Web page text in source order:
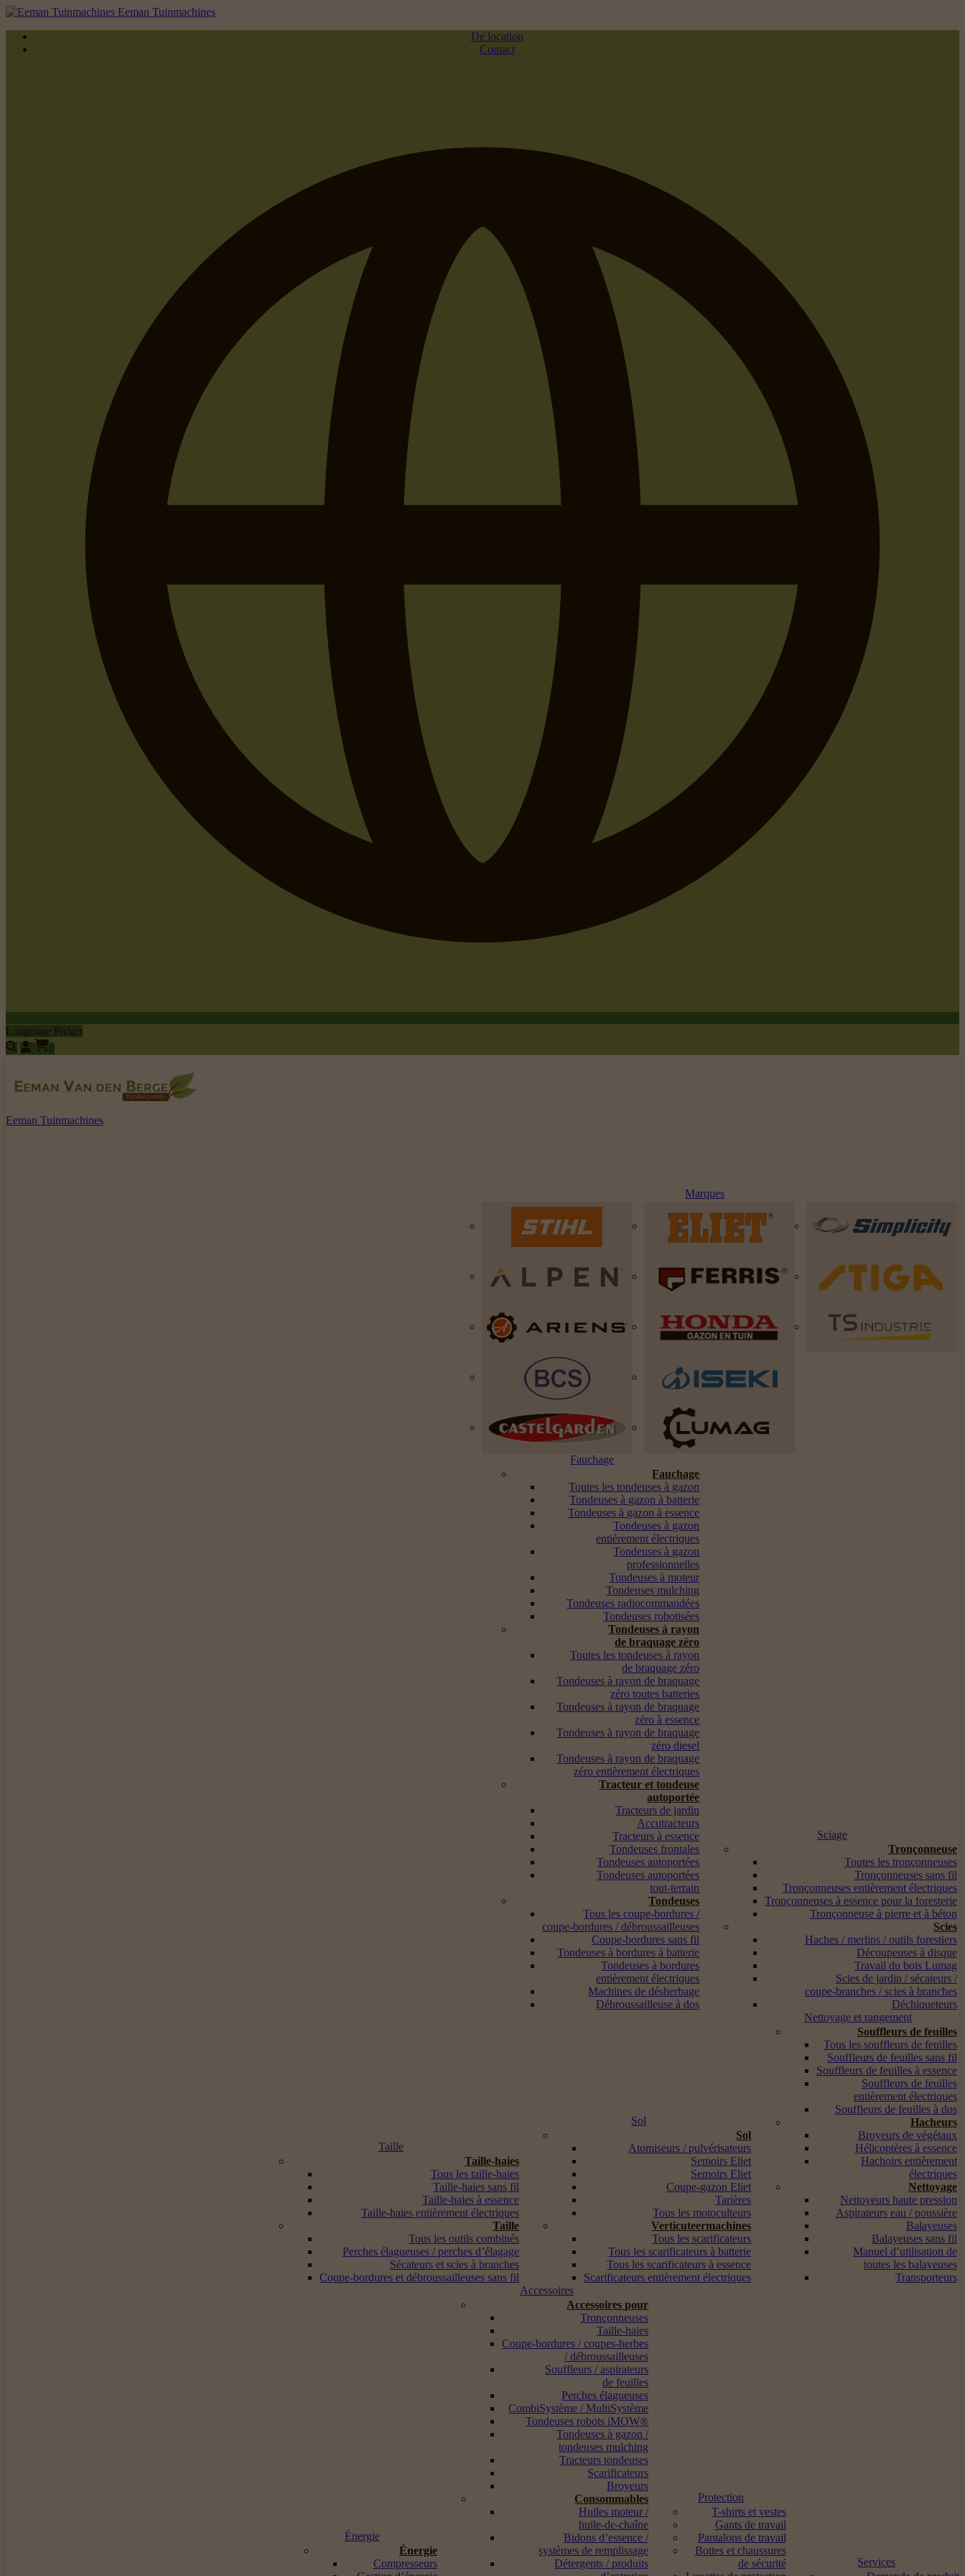
Eeman Tuinmachines
De location
Contact
Language Picker
0
Eeman Tuinmachines
Marques
Fauchage
Fauchage
Toutes les tondeuses à gazon
Tondeuses à gazon à batterie
Tondeuses à gazon à essence
Tondeuses à gazon
entièrement électriques
Tondeuses à gazon
professionnelles
Tondeuses à moteur
Tondeuses mulching
Tondeuses radiocommandées
Tondeuses robotisées
Tondeuses à rayon
de braquage zéro
Toutes les tondeuses à rayon
de braquage zéro
Tondeuses à rayon de braquage
zéro toutes batteries
Tondeuses à rayon de braquage
zéro à essence
Tondeuses à rayon de braquage
zéro diesel
Tondeuses à rayon de braquage
zéro entièrement électriques
Tracteur et tondeuse
autoportée
Tracteurs de jardin
Accutracteurs
Tracteurs à essence
Tondeuses frontales
Tondeuses autoportées
Tondeuses autoportées
tout-terrain
Tondeuses
Tous les coupe-bordures /
coupe-bordures / débroussailleuses
Coupe-bordures sans fil
Tondeuses à bordures à batterie
Tondeuses à bordures
entièrement électriques
Machines de désherbage
Débroussailleuse à dos
Sciage
Tronçonneuse
Toutes les tronçonneuses
Tronçonneuses sans fil
Tronçonneuses entièrement électriques
Tronçonneuses à essence pour la foresterie
Tronçonneuse à pierre et à béton
Scies
Haches / merlins / outils forestiers
Découpeuses à disque
Travail du bois Lumag
Scies de jardin / sécateurs /
coupe-branches / scies à branches
Déchiqueteurs
Taille
Taille-haies
Tous les taille-haies
Taille-haies sans fil
Taille-haies à essence
Taille-haies entièrement électriques
Taille
Tous les outils combinés
Perches élagueuses / perches d’élagage
Sécateurs et scies à branches
Coupe-bordures et débroussailleuses sans fil
Sol
Sol
Atomiseurs / pulvérisateurs
Semoirs Eliet
Semoirs Eliet
Coupe-gazon Eliet
Tarières
Tous les motoculteurs
Verticuteermachines
Tous les scarificateurs
Tous les scarificateurs à batterie
Tous les scarificateurs à essence
Scarificateurs entièrement électriques
Nettoyage et rangement
Souffleurs de feuilles
Tous les souffleurs de feuilles
Souffleurs de feuilles sans fil
Souffleurs de feuilles à essence
Souffleurs de feuilles
entièrement électriques
Souffleurs de feuilles à dos
Hacheurs
Broyeurs de végétaux
Hélicoptères à essence
Hachoirs entièrement
électriques
Nettoyage
Nettoyeurs haute pression
Aspirateurs eau / poussière
Balayeuses
Balayeuses sans fil
Manuel d’utilisation de
toutes les balayeuses
Transporteurs
Énergie
Énergie
Compresseurs
Accessoires
Accessoires pour
Tronçonneuses
Taille-haies
Coupe-bordures / coupes-herbes
/ débroussailleuses
Souffleurs / aspirateurs
de feuilles
Perches élagueuses
CombiSystème / MultiSystème
Tondeuses robots iMOW®
Tondeuses à gazon /
tondeuses mulching
Tracteurs tondeuses
Scarificateurs
Broyeurs
Consommables
Huiles moteur /
huile-de-chaîne
Bidons d’essence /
systèmes de remplissage
Détergents / produits
Protection
T-shirts et vestes
Gants de travail
Pantalons de travail
Bottes et chaussures
de sécurité
Services